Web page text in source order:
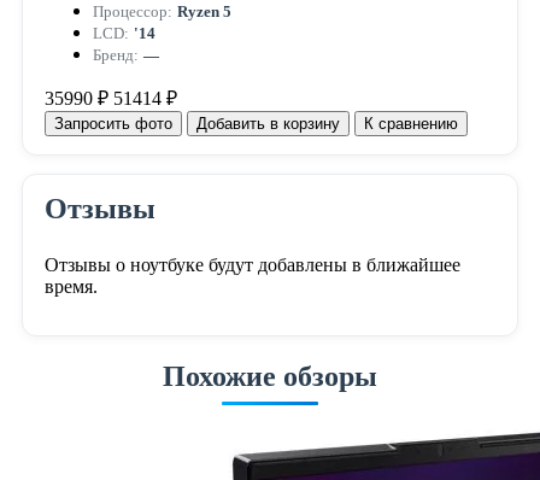
Процессор: Ryzen 5
LCD: '14
Бренд: —
35990 ₽ 51414 ₽
Запросить фото Добавить в корзину К сравнению
Отзывы
Отзывы о ноутбуке будут добавлены в ближайшее
время.
Похожие обзоры